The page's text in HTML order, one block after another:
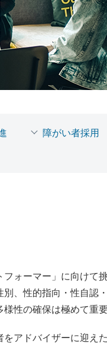
障がい者採用
ォーマー」に向けて
、性的指向・性自認・
性の確保は極めて重要
アドバイザーに迎え